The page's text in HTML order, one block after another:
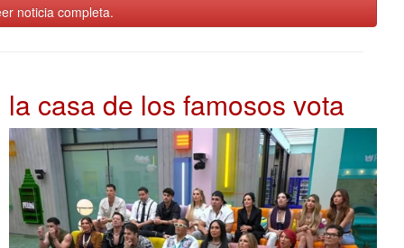
noticia completa.
la casa de los famosos vota